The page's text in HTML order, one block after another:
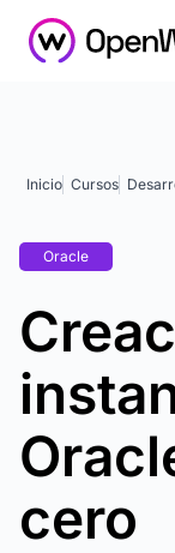
Inicio Cursos
Oracle
cero